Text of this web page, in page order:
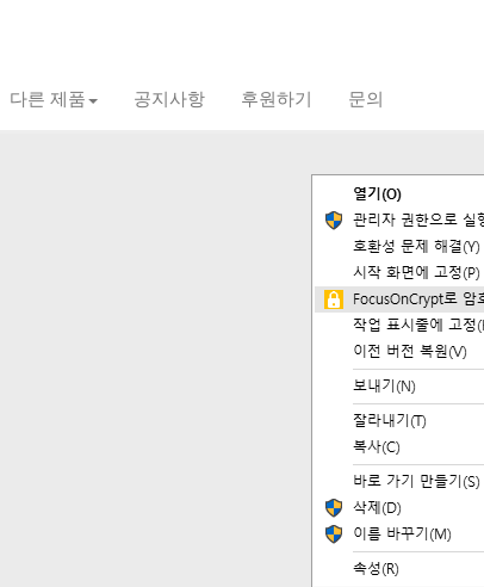
다른 제품 공지사항 후원하기 문의